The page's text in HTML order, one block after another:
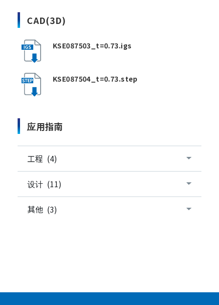
CAD(3D)
KSE087503_t=0.73.igs
KSE087504_t=0.73.step
应用指南
工程 (4)
设计 (11)
其他 (3)